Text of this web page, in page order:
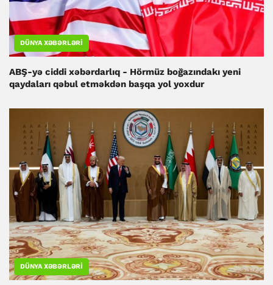
DÜNYA XƏBƏRLƏRI
ABŞ-yə ciddi xəbərdarlıq - Hörmüz boğazındakı yeni
qaydaları qəbul etməkdən başqa yol yoxdur
DÜNYA XƏBƏRLƏRI